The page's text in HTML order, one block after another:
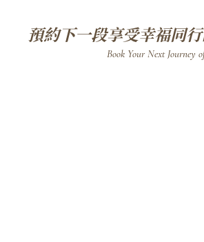
預約下一段享受幸福同
Book Your Next Journey